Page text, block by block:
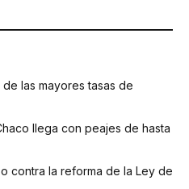
las mayores tasas de
llega con peajes de hasta
contra la reforma de la Ley de